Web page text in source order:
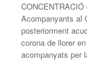
Acompanyants al
posteriorment
corona de llorer
acompanyats per